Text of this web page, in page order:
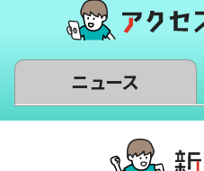
ニュース